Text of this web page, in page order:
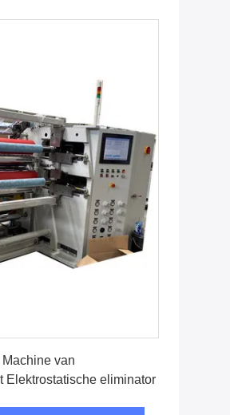
van
Elektrostatische eliminator